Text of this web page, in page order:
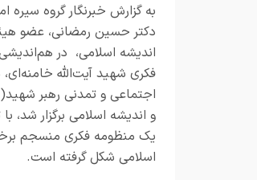
به گزارش خبرنگار گروه سیره
دکتر حسین رمضانی، عضو
اندیشه اسلامی، در
فکری شهید آیت‌الله
اجتماعی و تمدنی رهبر
و اندیشه اسلامی برگزار شد،
یک منظومه فکری منسجم
اسلامی شکل گرفته است.